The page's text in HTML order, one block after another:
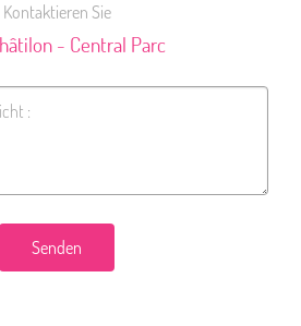
Kontaktieren Sie
- Central Parc
Senden